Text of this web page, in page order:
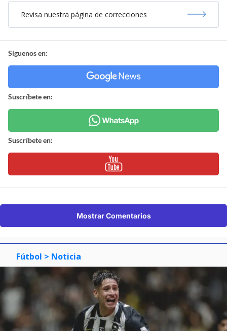
Revisa nuestra página de correcciones
Síguenos en:
Suscríbete en:
Suscríbete en:
Mostrar Comentarios
Fútbol > Noticia